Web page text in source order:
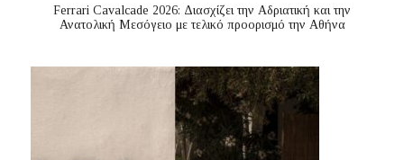
Ferrari Cavalcade 2026: Διασχίζει την Αδριατική και την
Ανατολική Μεσόγειo με τελικό προορισμό την Αθήνα